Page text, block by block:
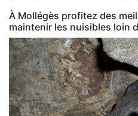
À Mollégès profitez des
maintenir les nuisibles loin